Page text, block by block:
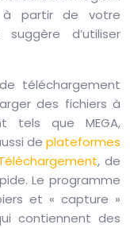
à partir de votre
d’utiliser
téléchargement
des fichiers à
tels que MEGA,
de plateformes
, de
Le programme
et « capture »
contiennent des